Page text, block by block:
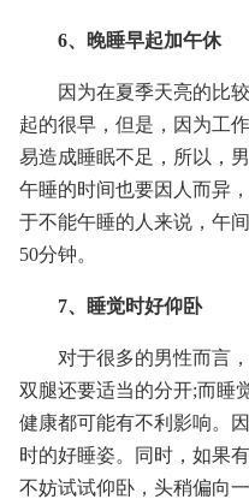
6、晚睡早起加午休
因为在夏季天亮的比
起的很早，但是，因为工
易造成睡眠不足，所以，
午睡的时间也要因人而异
于不能午睡的人来说，午
50分钟。
7、睡觉时好仰卧
对于很多的男性而言
双腿还要适当的分开;而睡
健康都可能有不利影响。
时的好睡姿。同时，如果
不妨试试仰卧，头稍偏向一